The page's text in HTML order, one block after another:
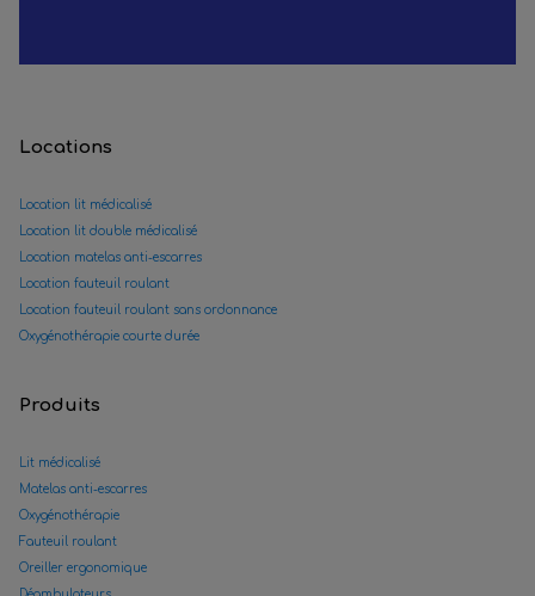
Locations
Location lit médicalisé
Location lit double médicalisé
Location matelas anti-escarres
Location fauteuil roulant
Location fauteuil roulant sans ordonnance
Oxygénothérapie courte durée
Produits
Lit médicalisé
Matelas anti-escarres
Oxygénothérapie
Fauteuil roulant
Oreiller ergonomique